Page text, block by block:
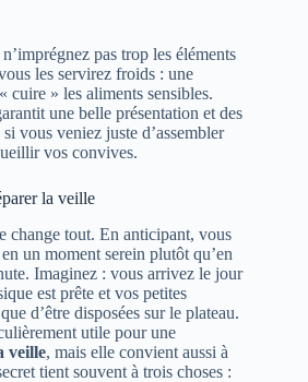
pas trop les éléments
les servirez froids : une
cuire » les aliments sensibles.
une belle présentation et des
vous veniez juste d’assembler
vos convives.
la veille
change tout. En anticipant, vous
un moment serein plutôt qu’en
Imaginez : vous arrivez le jour
est prête et vos petites
d’être disposées sur le plateau.
utile pour une
veille, mais elle convient aussi à
tient souvent à trois choses :